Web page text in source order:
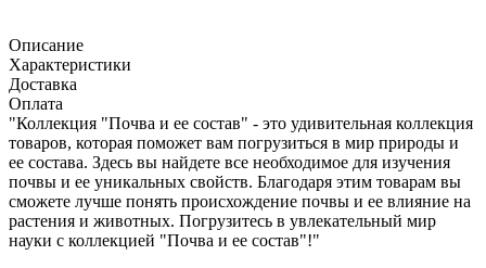
Описание
Характеристики
Доставка
Оплата
"Коллекция "Почва и ее состав" - это удивительная коллекция
товаров, которая поможет вам погрузиться в мир природы и
ее состава. Здесь вы найдете все необходимое для изучения
почвы и ее уникальных свойств. Благодаря этим товарам вы
сможете лучше понять происхождение почвы и ее влияние на
растения и животных. Погрузитесь в увлекательный мир
науки с коллекцией "Почва и ее состав"!"